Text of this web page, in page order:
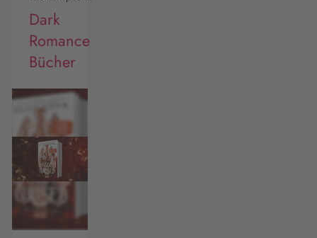
Dark
Romance
Bücher